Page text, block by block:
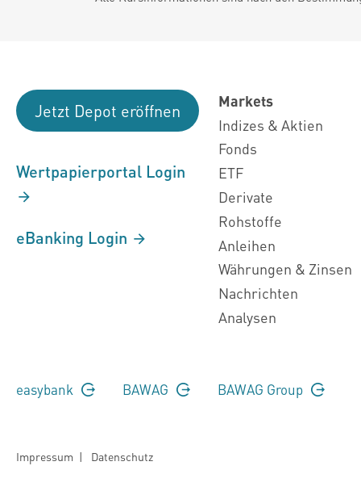
Jetzt Depot eröffnen
Wertpapierportal Login
eBanking Login
Markets
Indizes & Aktien
Fonds
ETF
Derivate
Rohstoffe
Anleihen
Währungen & Zinsen
Nachrichten
Analysen
easybank BAWAG BAWAG Group
Impressum | Datenschutz